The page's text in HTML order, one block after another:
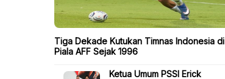
Tiga Dekade Kutukan Timnas Indonesia di
Piala AFF Sejak 1996
Ketua Umum PSSI Erick